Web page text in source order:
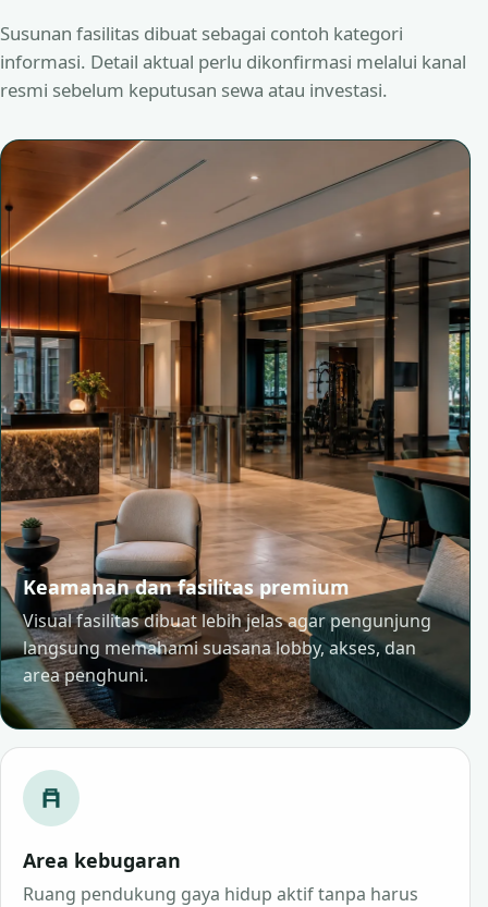
Susunan fasilitas dibuat sebagai contoh kategori
informasi. Detail aktual perlu dikonfirmasi melalui kanal
resmi sebelum keputusan sewa atau investasi.
Keamanan dan fasilitas premium
Visual fasilitas dibuat lebih jelas agar pengunjung
langsung memahami suasana lobby, akses, dan
area penghuni.
Area kebugaran
Ruang pendukung gaya hidup aktif tanpa harus